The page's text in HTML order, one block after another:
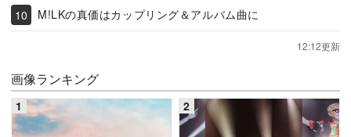
M!LKの真価はカップリング＆アルバム曲に
12:12更新
画像ランキング